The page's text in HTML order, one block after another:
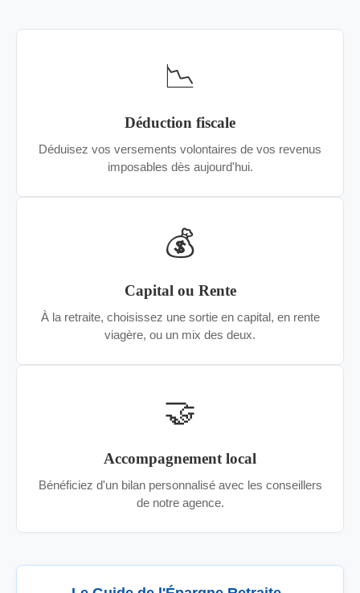
📉
Déduction fiscale
Déduisez vos versements volontaires de vos revenus
imposables dès aujourd'hui.
💰
Capital ou Rente
À la retraite, choisissez une sortie en capital, en rente
viagère, ou un mix des deux.
🤝
Accompagnement local
Bénéficiez d'un bilan personnalisé avec les conseillers
de notre agence.